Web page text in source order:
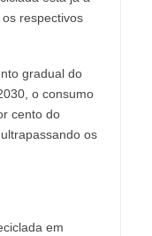
respectivos
gradual do
o consumo
cento do
os
em